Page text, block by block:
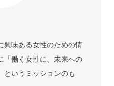
興味ある女性のための情
「働く女性に、未来への
というミッションのも